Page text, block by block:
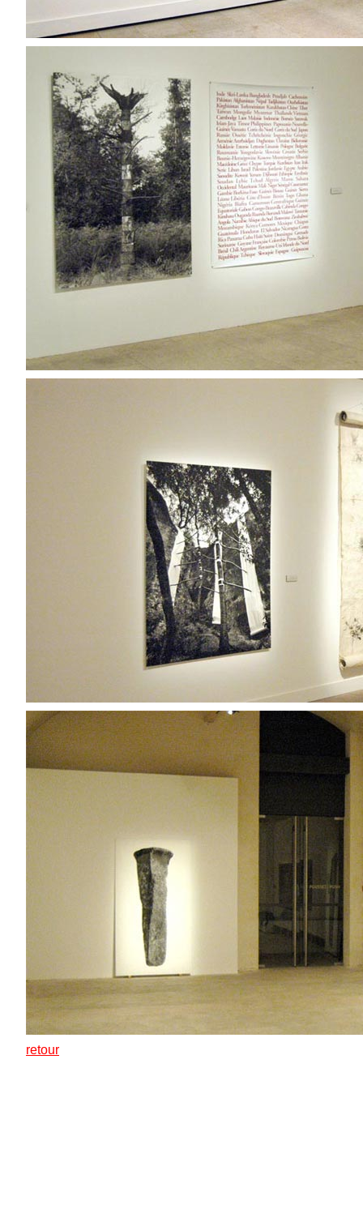
retour